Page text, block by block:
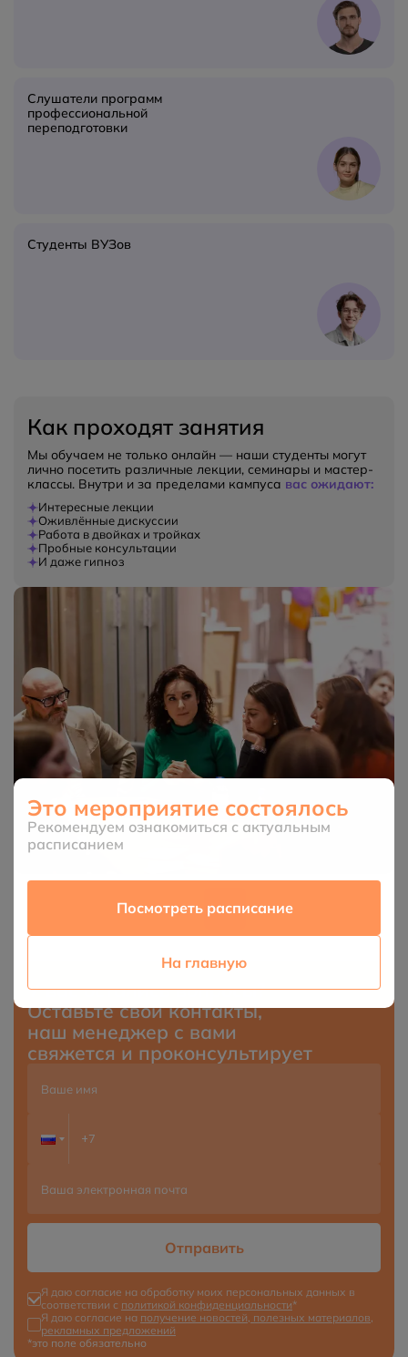
Слушатели программ
профессиональной
переподготовки
Студенты ВУЗов
Как проходят занятия
Мы обучаем не только онлайн — наши студенты могут
лично посетить различные лекции, семинары и мастер-
классы. Внутри и за пределами кампуса вас ожидают:
Интересные лекции
Оживлённые дискуссии
Работа в двойках и тройках
Пробные консультации
И даже гипноз
У вас остались вопросы?
Оставьте свои контакты,
наш менеджер с вами
свяжется и проконсультирует
Отправить
Я даю согласие на обработку моих персональных данных в
соответствии с политикой конфиденциальности*
Я даю согласие на получение новостей, полезных материалов,
рекламных предложений
*это поле обязательно
Это мероприятие состоялось
Рекомендуем ознакомиться с актуальным
расписанием
Посмотреть расписание
На главную